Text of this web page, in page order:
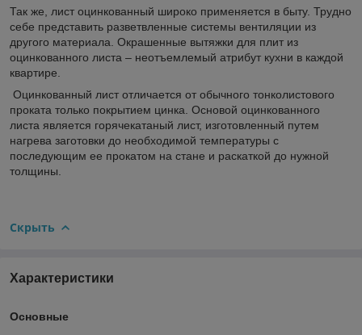
Так же, лист оцинкованный широко применяется в быту. Трудно
себе представить разветвленные системы вентиляции из
другого материала. Окрашенные вытяжки для плит из
оцинкованного листа – неотъемлемый атрибут кухни в каждой
квартире.
Оцинкованный лист отличается от обычного тонколистового
проката только покрытием цинка. Основой оцинкованного
листа является горячекатаный лист, изготовленный путем
нагрева заготовки до необходимой температуры с
последующим ее прокатом на стане и раскаткой до нужной
толщины.
Скрыть
Характеристики
Основные